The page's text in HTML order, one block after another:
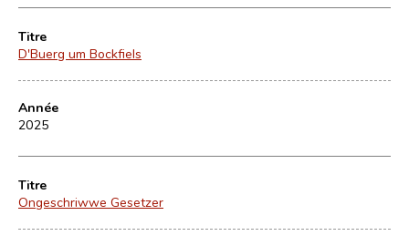
Titre
D'Buerg um Bockfiels
Année
2025
Titre
Ongeschriwwe Gesetzer